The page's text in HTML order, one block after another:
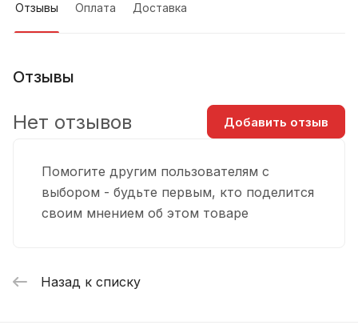
Отзывы Оплата Доставка
Отзывы
Помогите другим пользователям с
выбором - будьте первым, кто поделится
своим мнением об этом товаре
Нет отзывов Добавить отзыв
Назад к списку